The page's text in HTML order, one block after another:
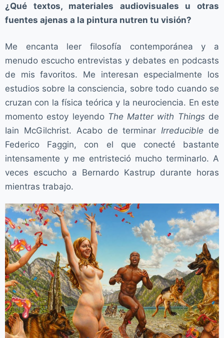
¿Qué textos, materiales audiovisuales u otras
fuentes ajenas a la pintura nutren tu visión?
Me encanta leer filosofía contemporánea y a
menudo escucho entrevistas y debates en podcasts
de mis favoritos. Me interesan especialmente los
estudios sobre la consciencia, sobre todo cuando se
cruzan con la física teórica y la neurociencia. En este
momento estoy leyendo The Matter with Thingsde
Iain McGilchrist. Acabo de terminarIrreducible de
Federico Faggin, con el que conecté bastante
intensamente y me entristeció mucho terminarlo. A
veces escucho a Bernardo Kastrup durante horas
mientras trabajo.